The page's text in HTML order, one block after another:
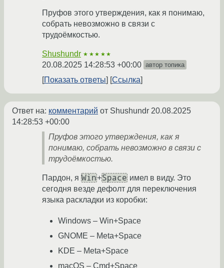
Пруфов этого утверждения, как я понимаю,
собрать невозможно в связи с
трудоёмкостью.
Shushundr ★★★★★
20.08.2025 14:28:53 +00:00 автор топика
Показать ответы Ссылка
Ответ на: комментарий от Shushundr 20.08.2025
14:28:53 +00:00
Пруфов этого утверждения, как я
понимаю, собрать невозможно в связи с
трудоёмкостью.
Пардон, я Win+Space имел в виду. Это
сегодня везде дефолт для переключения
языка раскладки из коробки:
Windows – Win+Space
GNOME – Meta+Space
KDE – Meta+Space
macOS – Cmd+Space